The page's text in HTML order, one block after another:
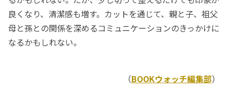
良くなり、清潔感も増す。カットを通じて、親と子、祖父
母と孫との関係を深めるコミュニケーションのきっかけに
なるかもしれない。
（BOOKウォッチ編集部）